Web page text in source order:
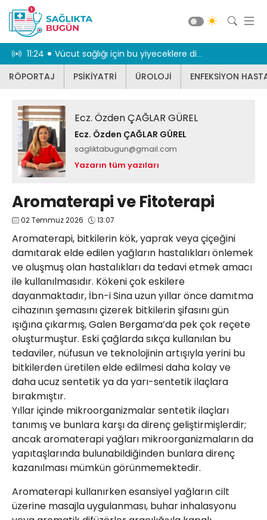
11:15 Beyin sağlığı anne karnında başlıyor!
RÖPORTAJ
PSİKİYATRİ ÜROLOJİ ENFEKSİYON
Ecz. Özden ÇAĞLAR GÜREL
Ecz. Özden ÇAĞLAR GÜREL
sagliktabugun@gmail.com
Yazarın tüm yazıları
Aromaterapi ve Fitoterapi
02 Temmuz 2026 13:07
Aromaterapi, bitkilerin kök, yaprak veya çiçeğini
damıtarak elde edilen yağların hastalıkları önlemek
ve oluşmuş olan hastalıkları da tedavi etmek amacı
ile kullanılmasıdır. Kökeni çok eskilere
dayanmaktadır, İbn-i Sina uzun yıllar önce damıtma
cihazının şemasını çizerek bitkilerin şifasını gün
ışığına çıkarmış, Galen Bergama’da pek çok reçete
oluşturmuştur. Eski çağlarda sıkça kullanılan bu
tedaviler, nüfusun ve teknolojinin artışıyla yerini bu
bitkilerden üretilen elde edilmesi daha kolay ve
daha ucuz sentetik ya da yarı-sentetik ilaçlara
bırakmıştır.
Yıllar içinde mikroorganizmalar sentetik ilaçları
tanımış ve bunlara karşı da direnç geliştirmişlerdir;
ancak aromaterapi yağları mikroorganizmaların da
yapıtaşlarında bulunabildiğinden bunlara direnç
kazanılması mümkün görünmemektedir.
Aromaterapi kullanırken esansiyel yağların cilt
üzerine masajla uygulanması, buhar inhalasyonu
RÖPORTAJ
ÜROLOJİ
ENFEKSİYON HASTALIKLARI
JİNEKOLOJİ
DİĞER
BEYİN VE SİNİR CERRAHİSİ
KARDİYOLOJİ
GÖZ HASTALIKLARI
SAĞLIK
GASTROENTEROLOJİ
ÇOCUK SAĞLIĞI VE HASTALIKLARI
GENEL CERRAHİ
SENDİKALAR
GÖGÜS HASTALIKLARI
DERMATOLOJİ
ENDOKRİNOLOJİ
NÖROLOJİ
ORTOPEDİ VE TRAVMATOLOJİ
FİZİK TEDAVİ VE REHABİLİTASYON
Güncel
Web TV Galeri
sagliktabugun@gmail.com